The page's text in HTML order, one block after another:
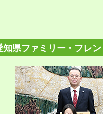
知県ファミリー・フレ